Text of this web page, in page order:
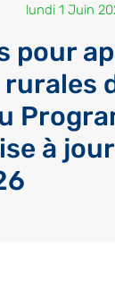
lundi 1 Juin
pour
à